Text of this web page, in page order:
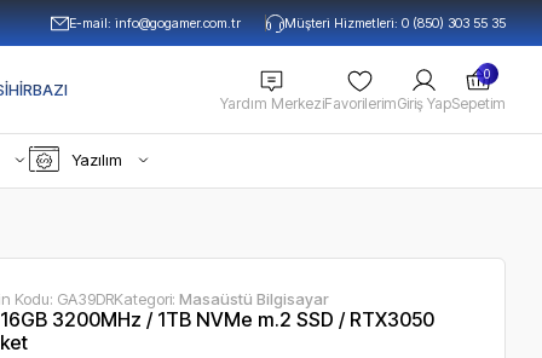
E-mail:info@gogamer.com.tr Müşteri Hizmetleri: 0 (850) 303 55 35
Yardım MerkeziFavorilerimGiriş Yap
0
Sepetim
Yazılım
Kodu: GA39DRKategori:Masaüstü Bilgisayar
3200MHz / 1TB NVMe m.2 SSD / RTX3050